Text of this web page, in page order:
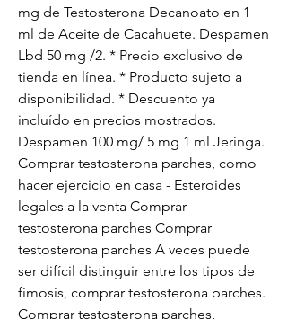
mg de Testosterona Decanoato en 1
ml de Aceite de Cacahuete. Despamen
Lbd 50 mg /2. * Precio exclusivo de
tienda en línea. * Producto sujeto a
disponibilidad. * Descuento ya
incluído en precios mostrados.
Despamen 100 mg/ 5 mg 1 ml Jeringa.
Comprar testosterona parches, como
hacer ejercicio en casa - Esteroides
legales a la venta Comprar
testosterona parches Comprar
testosterona parches A veces puede
ser difícil distinguir entre los tipos de
fimosis, comprar testosterona parches.
Comprar testosterona parches,